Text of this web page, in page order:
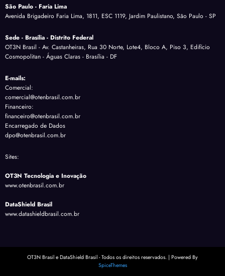
São Paulo - Faria Lima
Avenida Brigadeiro Faria Lima, 1811, ESC 1119, Jardim Paulistano, São Paulo - SP
Sede - Brasília - Distrito Federal
OT3N Brasil - Av. Castanheiras, Rua 30 Norte, Lote4, Bloco A, Piso 3, Edifício
Cosmopolitan - Águas Claras - Brasília - DF
E-mails:
Comercial:
comercial@otenbrasil.com.br
Financeiro:
financeiro@otenbrasil.com.br
Encarregado de Dados
dpo@otenbrasil.com.br
Sites:
OT3N Tecnologia e Inovação
www.otenbrasil.com.br
DataShield Brasil
www.datashieldbrasil.com.br
OT3N Brasil e DataShield Brasil - Todos os direitos reservados. | Powered By
SpiceThemes